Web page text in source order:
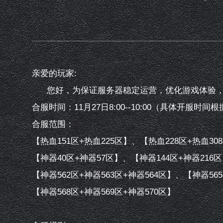
亲爱的玩家:
您好，为保证服务器稳定运营，优化游戏体验，
合服时间：11月27日8:00--10:00（具体开服时间
合服范围：
【热血151区+热血225区】、【热血228区+热血
【神器40区+神器57区】、【神器144区+神器216
【神器562区+神器563区+神器564区】、【神器
【神器568区+神器569区+神器570区】